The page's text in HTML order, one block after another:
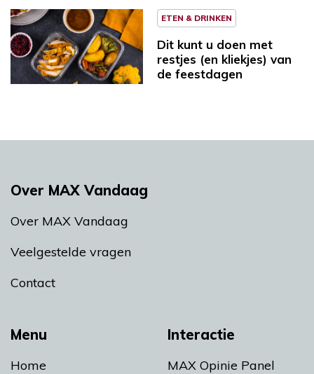
ETEN & DRINKEN
Dit kunt u doen met
restjes (en kliekjes) van
de feestdagen
Menu
Home
Interactie
MAX Opinie Panel
Over MAX Vandaag
Over MAX Vandaag
Veelgestelde vragen
Contact